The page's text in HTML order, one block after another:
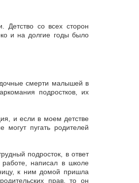
Детство со всех сторон
и на долгие годы было
смерти малышей в
подростков, их
и если в моем детстве
могут пугать родителей
подросток, в ответ
написал в школе
к ним домой пришла
прав, то он